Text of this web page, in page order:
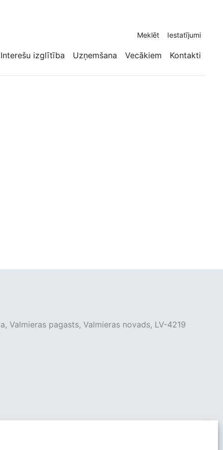
Meklēt Iestatījumi
Interešu izglītība Uzņemšana Vecākiem Kontakti
Valmieras pagasts, Valmieras novads, LV-4219